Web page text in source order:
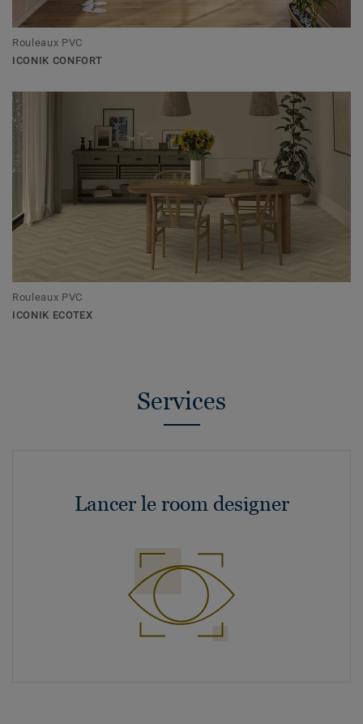
Rouleaux PVC
ICONIK CONFORT
Rouleaux PVC
ICONIK ECOTEX
Services
Lancer le room designer